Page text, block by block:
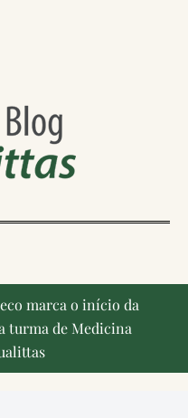
marca o início da
turma de Medicina